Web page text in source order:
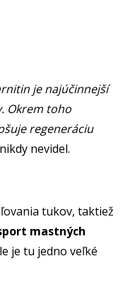
je najúčinnejší
Okrem toho
regeneráciu
nevidel.
tukov, taktiež
mastných
je tu jedno veľké